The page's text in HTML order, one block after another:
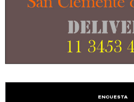
ENCUESTA